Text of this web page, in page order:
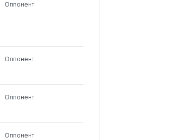
Оппонент
Оппонент
Оппонент
Оппонент